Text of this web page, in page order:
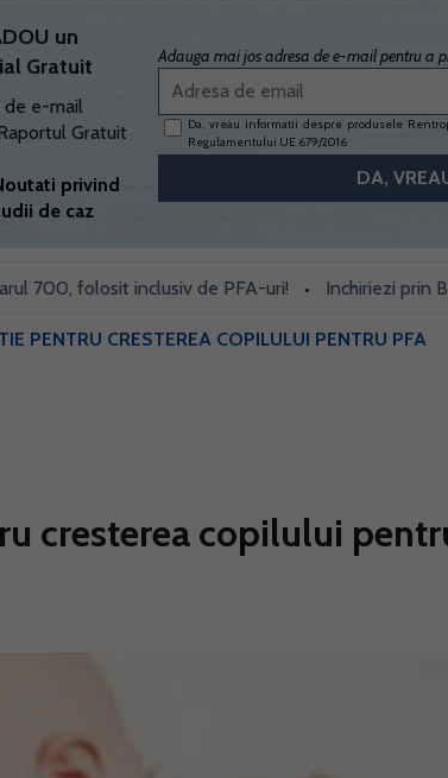
un
Gratuit
de e-mail
Gratuit
privind
de caz
Adauga mai jos adresa de e-mail pentru a
Da, vreau informatii despre produsele
Regulamentului UE 679/2016
folosit inclusiv de PFA-uri! • Inchiriezi prin
PENTRU CRESTEREA COPILULUI PENTRU PFA
cresterea copilului